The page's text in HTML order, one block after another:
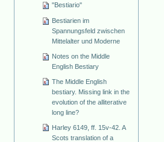
"Bestiario"
Bestiarien im
Spannungsfeld zwischen
Mittelalter und Moderne
Notes on the Middle
English Bestiary
The Middle English
bestiary. Missing link in the
evolution of the alliterative
long line?
Harley 6149, ff. 15v-42. A
Scots translation of a